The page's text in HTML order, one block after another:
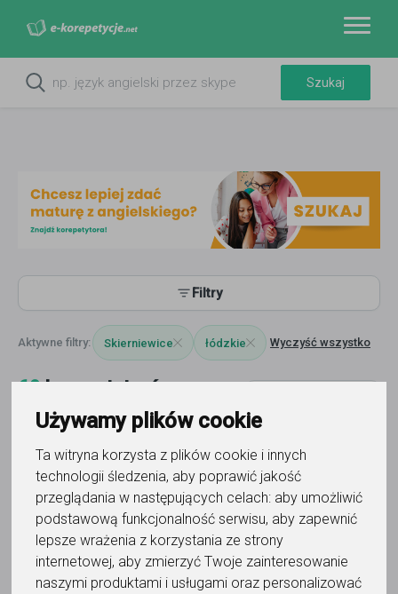
Używamy plików cookie
Ta witryna korzysta z plików cookie i innych
technologii śledzenia, aby poprawić jakość
przeglądania w następujących celach: aby umożliwić
podstawową funkcjonalność serwisu, aby zapewnić
lepsze wrażenia z korzystania ze strony
internetowej, aby zmierzyć Twoje zainteresowanie
naszymi produktami i usługami oraz personalizować
Filtry
Skierniewice łódzkie Wyczyść wszystko
69korepetytorów
Matematyka
matematyka
Ireneusz Sanocki